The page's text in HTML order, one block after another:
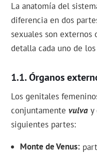
La anatomía del
diferencia en dos
sexuales son externos
detalla cada uno de
Órganos
Los genitales
conjuntamentevulva y
siguientes partes:
Monte de Venus